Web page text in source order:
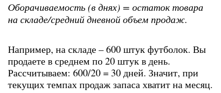
Оборачиваемость (в днях) = остаток товара
на складе/средний дневной объем продаж.
Например, на складе – 600 штук футболок. Вы
продаете в среднем по 20 штук в день.
Рассчитываем: 600/20 = 30 дней. Значит, при
текущих темпах продаж запаса хватит на месяц.